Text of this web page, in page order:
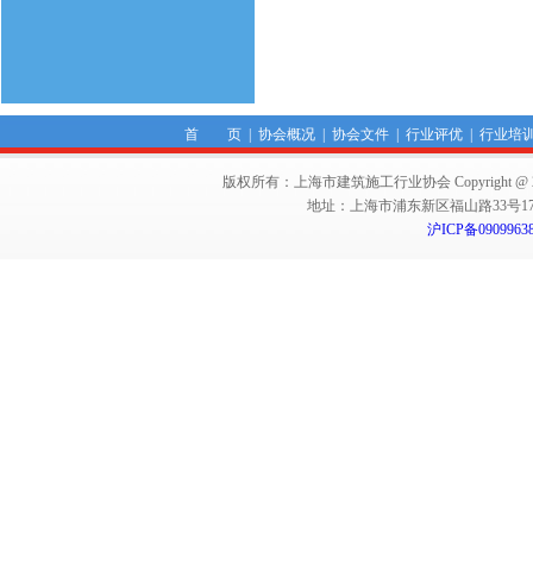
首 页| 协会概况| 协会文件| 行业评优| 行业培
版权所有：上海市建筑施工行业协会 Copyright @
地址：上海市浦东新区福山路33号
沪ICP备